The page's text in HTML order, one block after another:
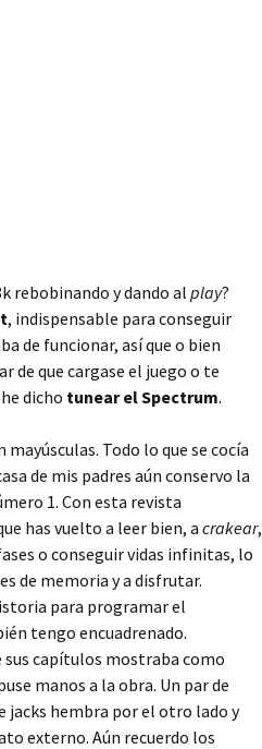
rebobinando y dando alplay?
, indispensable para conseguir
de funcionar, así que o bien
de que cargase el juego o te
dicho tunear el Spectrum.
mayúsculas. Todo lo que se cocía
de mis padres aún conservo la
1. Con esta revista
has vuelto a leer bien, a crakear,
o conseguir vidas infinitas, lo
de memoria y a disfrutar.
para programar el
tengo encuadrenado.
sus capítulos mostraba como
manos a la obra. Un par de
jacks hembra por el otro lado y
externo. Aún recuerdo los